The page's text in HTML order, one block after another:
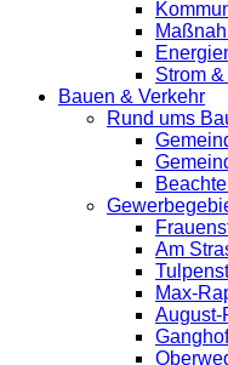
Strom
Bauen & Verkehr
Rund ums
Am
Max-
August-